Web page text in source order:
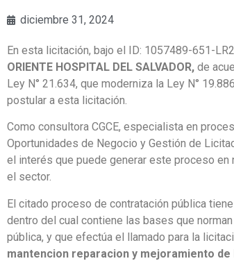
diciembre 31, 2024
En esta licitación, bajo el ID: 1057489-651-
ORIENTE HOSPITAL DEL SALVADOR, de
Ley N° 21.634, que moderniza la Ley N°
postular a esta licitación.
Como consultora CGCE, especialista en
Oportunidades de Negocio y Gestión de
el interés que puede generar este proceso
el sector.
El citado proceso de contratación pública
dentro del cual contiene las bases que
pública, y que efectúa el llamado para la
mantencion reparacion y mejoramiento de